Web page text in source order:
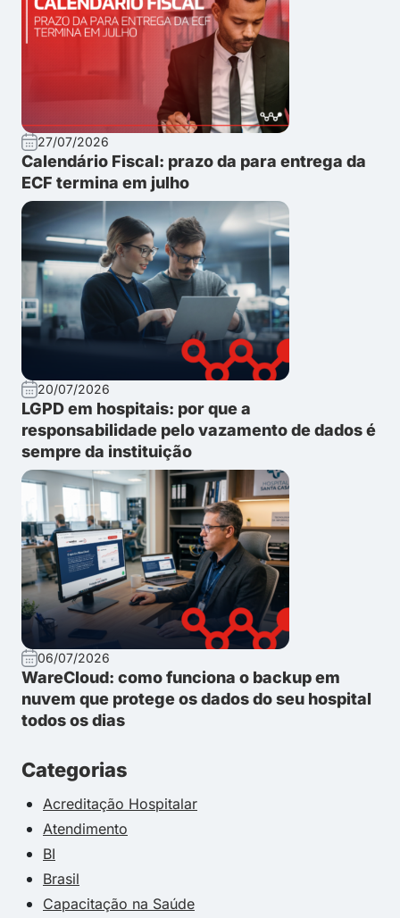
27/07/2026
Calendário Fiscal: prazo da para entrega da
ECF termina em julho
20/07/2026
LGPD em hospitais: por que a
responsabilidade pelo vazamento de dados é
sempre da instituição
06/07/2026
WareCloud: como funciona o backup em
nuvem que protege os dados do seu hospital
todos os dias
Categorias
Acreditação Hospitalar
Atendimento
BI
Brasil
Capacitação na Saúde